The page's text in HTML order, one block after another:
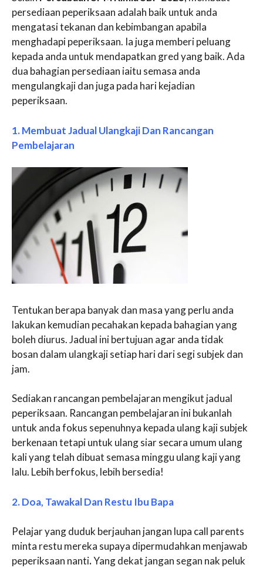
persediaan peperiksaan adalah baik untuk anda
mengatasi tekanan dan kebimbangan apabila
menghadapi peperiksaan. Ia juga memberi peluang
kepada anda untuk mendapatkan gred yang baik. Ada
dua bahagian persediaan iaitu semasa anda
mengulangkaji dan juga pada hari kejadian
peperiksaan.
1. Membuat Jadual Ulangkaji Dan Rancangan
Pembelajaran
Tentukan berapa banyak dan masa yang perlu anda
lakukan kemudian pecahakan kepada bahagian yang
boleh diurus. Jadual ini bertujuan agar anda tidak
bosan dalam ulangkaji setiap hari dari segi subjek dan
jam.
Sediakan rancangan pembelajaran mengikut jadual
peperiksaan. Rancangan pembelajaran ini bukanlah
untuk anda fokus sepenuhnya kepada ulang kaji subjek
berkenaan tetapi untuk ulang siar secara umum ulang
kali yang telah dibuat semasa minggu ulang kaji yang
lalu. Lebih berfokus, lebih bersedia!
2. Doa, Tawakal Dan Restu Ibu Bapa
Pelajar yang duduk berjauhan jangan lupa call parents
minta restu mereka supaya dipermudahkan menjawab
peperiksaan nanti.Yang dekat jangan segan nak peluk